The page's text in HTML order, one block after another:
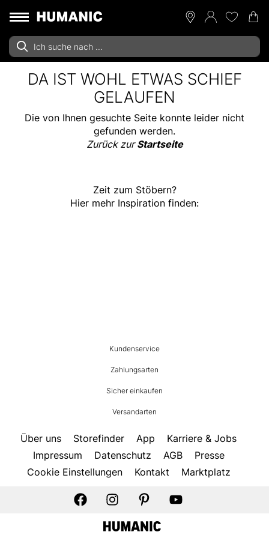
DA IST WOHL ETWAS SCHIEF
GELAUFEN
Die von Ihnen gesuchte Seite konnte leider nicht
gefunden werden.
Zurück zurStartseite
Zeit zum Stöbern?
Hier mehr Inspiration finden:
Kundenservice
Zahlungsarten
Sicher einkaufen
Versandarten
Über uns Storefinder App
Karriere & Jobs
Impressum
Datenschutz AGB
Presse
Cookie Einstellungen
Kontakt Marktplatz